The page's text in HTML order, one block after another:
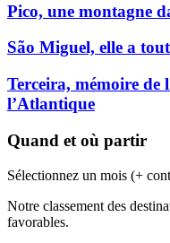
Pico, une montagne
São Miguel, elle a
Terceira, mémoire de
l’Atlantique
Quand et où partir
Sélectionnez un mois (+
Notre classement des
favorables.